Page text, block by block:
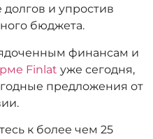
и упростив
бюджета.
финансам и
Finlat уже сегодня,
предложения от
к более чем 25